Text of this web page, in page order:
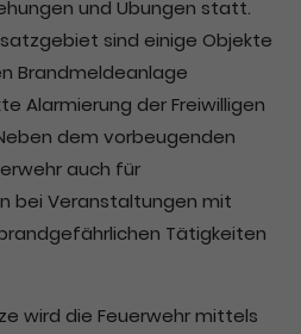
und Übungen statt.
sind einige Objekte
Brandmeldeanlage
Alarmierung der Freiwilligen
dem vorbeugenden
auch für
bei Veranstaltungen mit
Tätigkeiten
wird die Feuerwehr mittels